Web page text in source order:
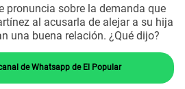
pronuncia sobre la demanda que
al acusarla de alejar a su hija
una buena relación. ¿Qué dijo?
de Whatsapp de El Popular